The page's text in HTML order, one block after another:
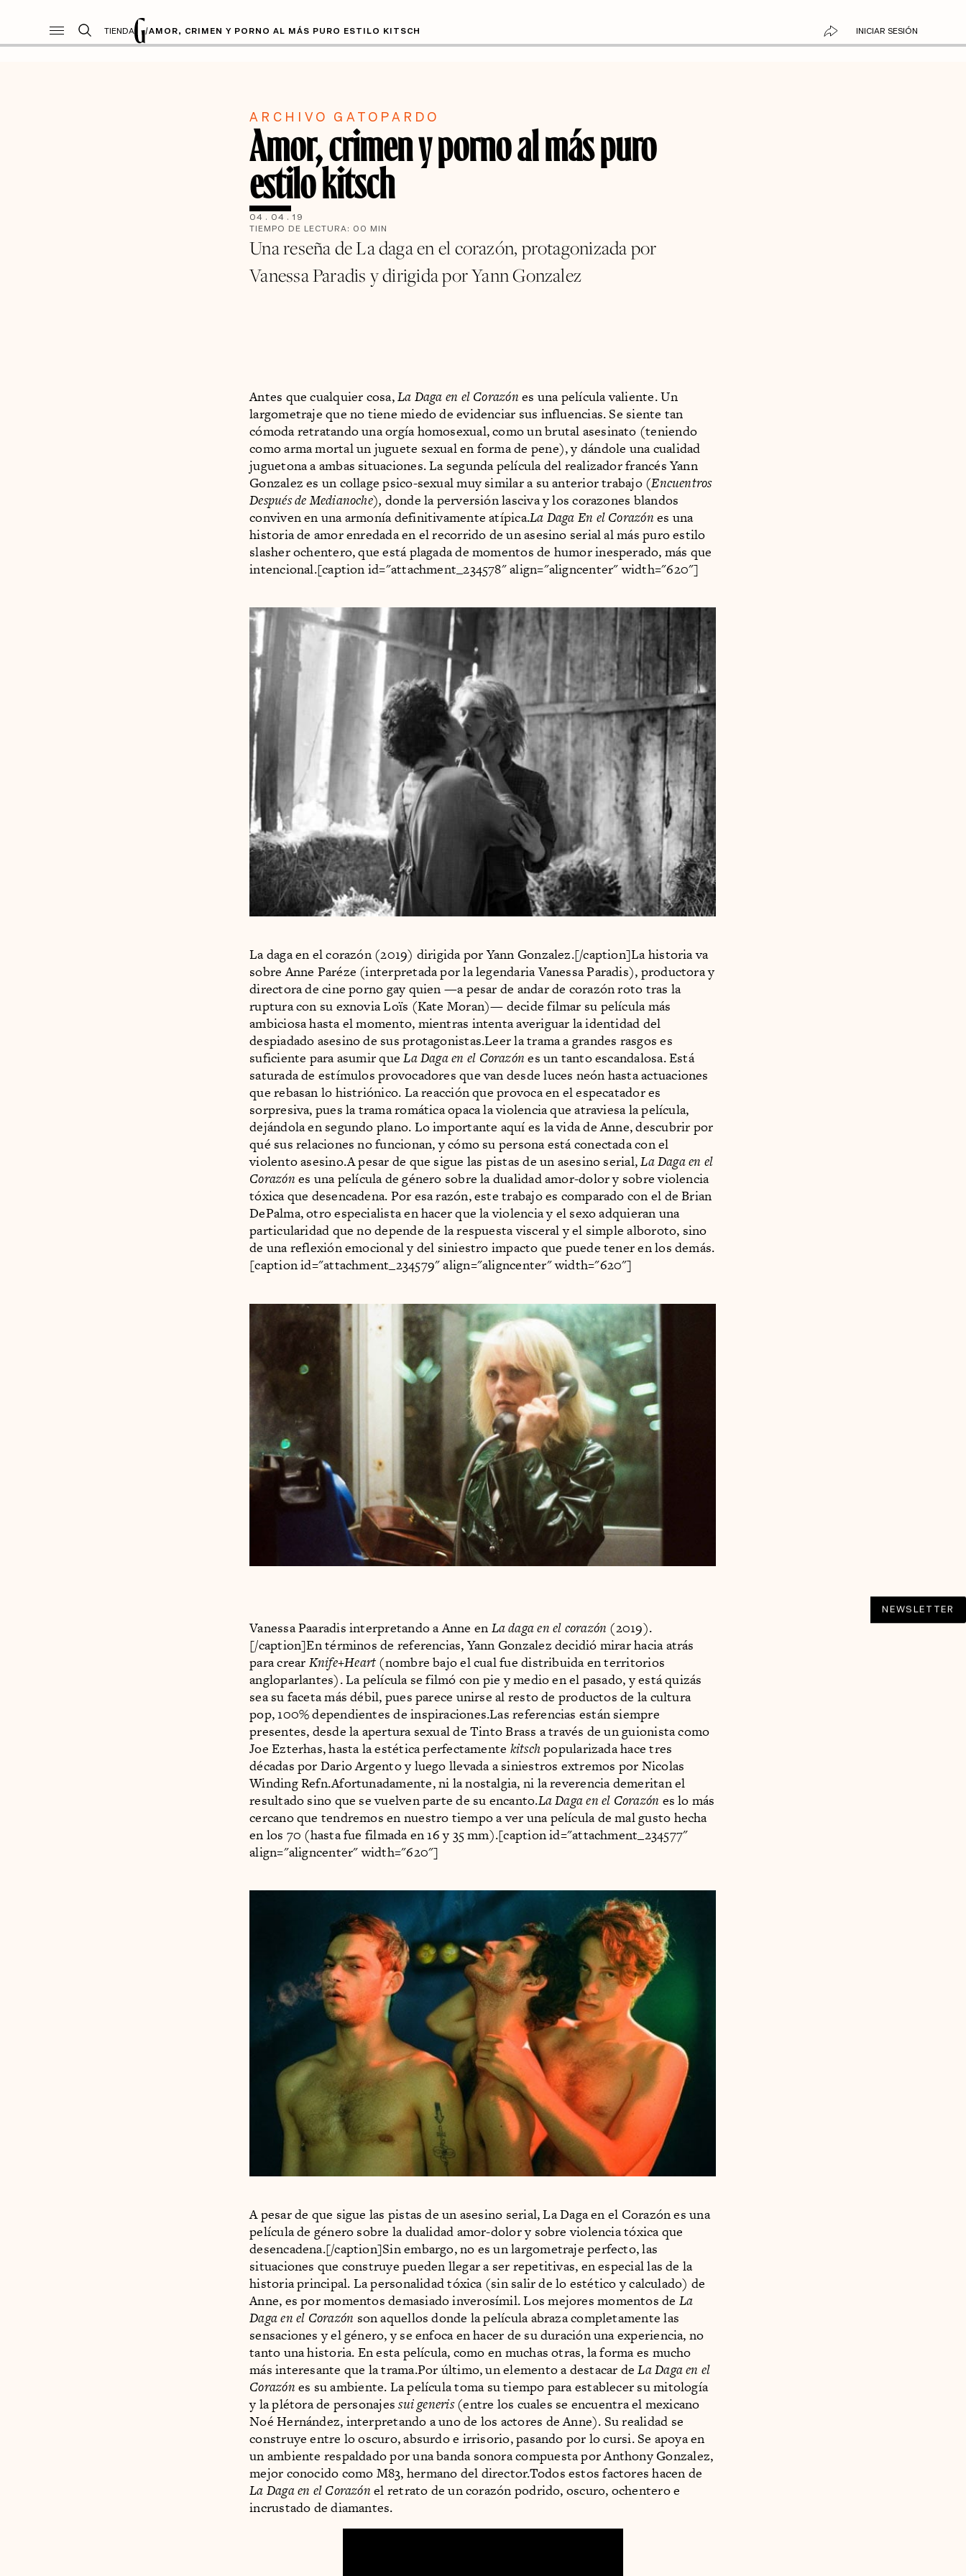
TIENDA /AMOR, CRIMEN Y PORNO AL MÁS PURO ESTILO KITSCH INICIAR SESIÓN
ARCHIVO GATOPARDO
Amor, crimen y porno al más puro
estilo kitsch
04 . 04 . 19
TIEMPO DE LECTURA: 00 MIN
Una reseña de La daga en el corazón, protagonizada por
Vanessa Paradis y dirigida por Yann Gonzalez
Antes que cualquier cosa,La Daga en el Corazónes una película valiente. Un
largometraje que no tiene miedo de evidenciar sus influencias. Se siente tan
cómoda retratando una orgía homosexual, como un brutal asesinato (teniendo
como arma mortal un juguete sexual en forma de pene), y dándole una cualidad
juguetona a ambas situaciones. La segunda película del realizador francés Yann
Gonzalez es un collage psico-sexual muy similar a su anterior trabajo (Encuentros
Después de Medianoche), donde la perversión lasciva y los corazones blandos
conviven en una armonía definitivamente atípica.La Daga En el Corazón es una
historia de amor enredada en el recorrido de un asesino serial al más puro estilo
slasher ochentero, que está plagada de momentos de humor inesperado, más que
intencional.[caption id="attachment_234578" align="aligncenter" width="620"]
La daga en el corazón (2019) dirigida por Yann Gonzalez.[/caption]La historia va
sobre Anne Paréze (interpretada por la legendaria Vanessa Paradis), productora y
directora de cine porno gay quien —a pesar de andar de corazón roto tras la
ruptura con su exnovia Loïs (Kate Moran)— decide filmar su película más
ambiciosa hasta el momento, mientras intenta averiguar la identidad del
despiadado asesino de sus protagonistas.Leer la trama a grandes rasgos es
suficiente para asumir queLa Daga en el Corazón es un tanto escandalosa. Está
saturada de estímulos provocadores que van desde luces neón hasta actuaciones
que rebasan lo histriónico. La reacción que provoca en el especatador es
sorpresiva, pues la trama romática opaca la violencia que atraviesa la película,
dejándola en segundo plano. Lo importante aquí es la vida de Anne, descubrir por
qué sus relaciones no funcionan, y cómo su persona está conectada con el
violento asesino.A pesar de que sigue las pistas de un asesino serial,La Daga en el
Corazón es una película de género sobre la dualidad amor-dolor y sobre violencia
tóxica que desencadena. Por esa razón, este trabajo es comparado con el de Brian
DePalma, otro especialista en hacer que la violencia y el sexo adquieran una
particularidad que no depende de la respuesta visceral y el simple alboroto, sino
de una reflexión emocional y del siniestro impacto que puede tener en los demás.
[caption id="attachment_234579" align="aligncenter" width="620"]
Vanessa Paaradis interpretando a Anne en La daga en el corazón (2019).
[/caption]En términos de referencias, Yann Gonzalez decidió mirar hacia atrás
para crear Knife+Heart (nombre bajo el cual fue distribuida en territorios
angloparlantes). La película se filmó con pie y medio en el pasado, y está quizás
sea su faceta más débil, pues parece unirse al resto de productos de la cultura
pop, 100% dependientes de inspiraciones.Las referencias están siempre
presentes, desde la apertura sexual de Tinto Brass a través de un guionista como
Joe Ezterhas, hasta la estética perfectamente kitschpopularizada hace tres
décadas por Dario Argento y luego llevada a siniestros extremos por Nicolas
Winding Refn.Afortunadamente, ni la nostalgia, ni la reverencia demeritan el
resultado sino que se vuelven parte de su encanto.La Daga en el Corazón es lo más
cercano que tendremos en nuestro tiempo a ver una película de mal gusto hecha
en los 70 (hasta fue filmada en 16 y 35 mm).[caption id="attachment_234577"
align="aligncenter" width="620"]
A pesar de que sigue las pistas de un asesino serial, La Daga en el Corazón es una
película de género sobre la dualidad amor-dolor y sobre violencia tóxica que
desencadena.[/caption]Sin embargo, no es un largometraje perfecto, las
situaciones que construye pueden llegar a ser repetitivas, en especial las de la
historia principal. La personalidad tóxica (sin salir de lo estético y calculado) de
Anne, es por momentos demasiado inverosímil. Los mejores momentos de La
Daga en el Corazón son aquellos donde la película abraza completamente las
sensaciones y el género, y se enfoca en hacer de su duración una experiencia, no
tanto una historia. En esta película, como en muchas otras, la forma es mucho
más interesante que la trama.Por último, un elemento a destacar deLa Daga en el
Corazónes su ambiente. La película toma su tiempo para establecer su mitología
y la plétora de personajessui generis(entre los cuales se encuentra el mexicano
Noé Hernández, interpretando a uno de los actores de Anne). Su realidad se
construye entre lo oscuro, absurdo e irrisorio, pasando por lo cursi. Se apoya en
un ambiente respaldado por una banda sonora compuesta por Anthony Gonzalez,
mejor conocido como M83, hermano del director.Todos estos factores hacen de
La Daga en el Corazónel retrato de un corazón podrido, oscuro, ochentero e
incrustado de diamantes.
NEWSLETTER